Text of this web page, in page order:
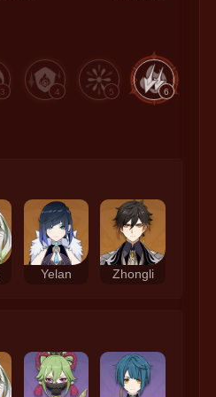
3 4 5 6
Yelan Zhongli